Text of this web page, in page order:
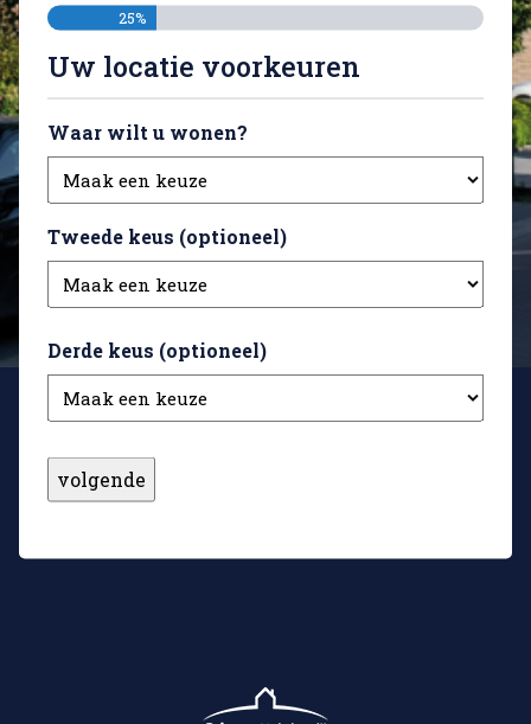
25%
Uw locatie voorkeuren
Waar wilt u wonen?
Tweede keus (optioneel)
Derde keus (optioneel)